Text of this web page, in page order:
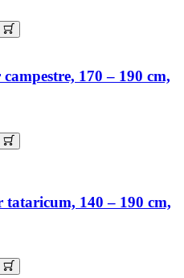
170 – 190 cm,
140 – 190 cm,